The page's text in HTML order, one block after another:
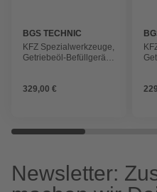
BGS TECHNIC
KFZ Spezialwerkzeuge,
Getriebeöl-Befüllgerät
329,00 €
Newsletter: